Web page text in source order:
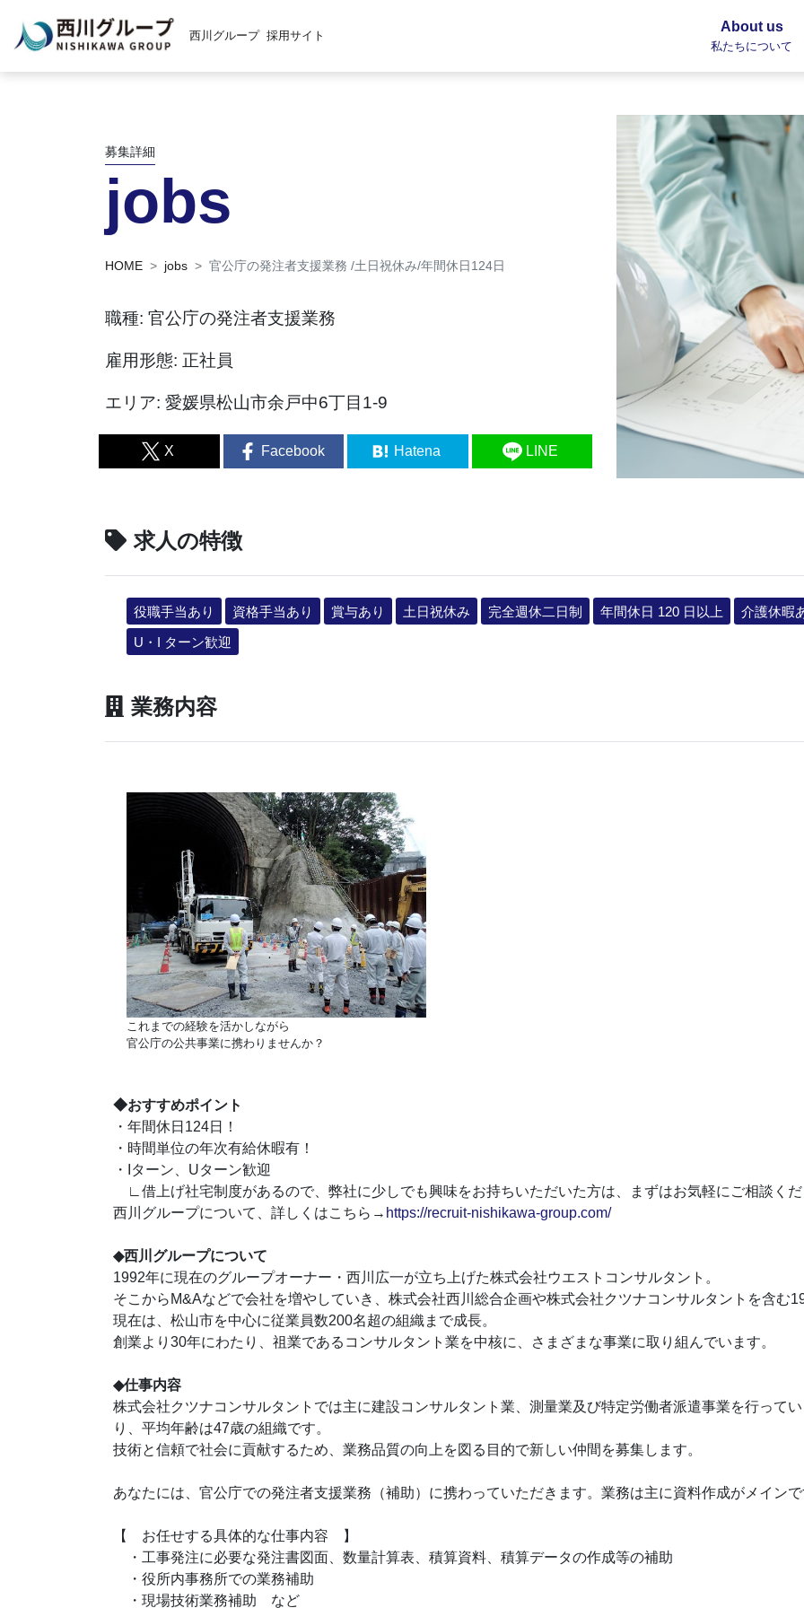
西川グループ 採用サイト
About us
私たちについて
募集詳細
jobs
HOME jobs 官公庁の発注者支援業務 /土日祝休み/年間休日124日
職種: 官公庁の発注者支援業務
雇用形態: 正社員
エリア: 愛媛県松山市余戸中6丁目1-9
X Facebook Hatena LINE
求人の特徴
役職手当あり 資格手当あり 賞与あり 土日祝休み 完全週休二日制 年間休日 120 日以上
介護休暇
U・I ターン歓迎
業務内容
これまでの経験を活かしながら
官公庁の公共事業に携わりませんか？
◆おすすめポイント
・年間休日124日！
・時間単位の年次有給休暇有！
・Iターン、Uターン歓迎
∟借上げ社宅制度があるので、弊社に少しでも興味をお持ちいただいた方は、まずはお気軽にご相談く
西川グループについて、詳しくはこちら→ https://recruit-nishikawa-group.com/
◆西川グループについて
1992年に現在のグループオーナー・西川広一が立ち上げた株式会社ウエストコンサルタント。
そこからM&Aなどで会社を増やしていき、株式会社西川総合企画や株式会社クツナコンサルタントを含む
現在は、松山市を中心に従業員数200名超の組織まで成長。
創業より30年にわたり、祖業であるコンサルタント業を中核に、さまざまな事業に取り組んでいます。
◆仕事内容
株式会社クツナコンサルタントでは主に建設コンサルタント業、測量業及び特定労働者派遣事業を行って
り、平均年齢は47歳の組織です。
技術と信頼で社会に貢献するため、業務品質の向上を図る目的で新しい仲間を募集します。
あなたには、官公庁での発注者支援業務（補助）に携わっていただきます。業務は主に資料作成がメイン
【 お任せする具体的な仕事内容 】
・工事発注に必要な発注書図面、数量計算表、積算資料、積算データの作成等の補助
・役所内事務所での業務補助
・現場技術業務補助 など